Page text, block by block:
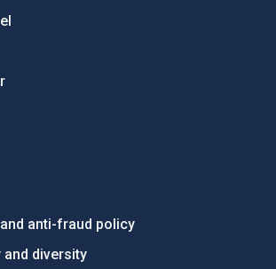
anti-fraud policy
and diversity